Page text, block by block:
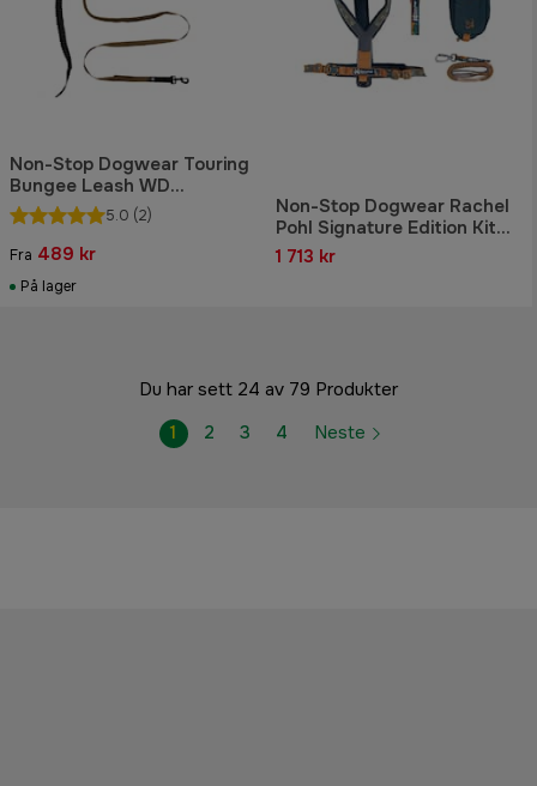
Non-Stop Dogwear Touring
Bungee Leash WD
2.8m/23mm5.0 (2)
Fra 489 kr
På lager
Non-Stop Dogwear Rachel
Pohl Signature Edition Kit
Teal/Oak
1 713 kr
Du har sett 24 av 79 Produkter
1
2 3 4 Neste